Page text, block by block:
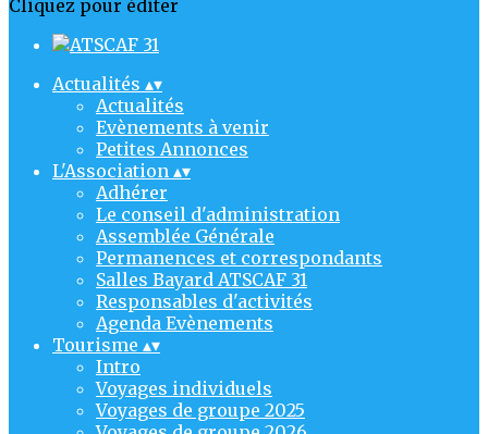
Cliquez pour éditer
Actualités ▴▾
Actualités
Evènements à venir
Petites Annonces
L'Association ▴▾
Adhérer
Le conseil d'administration
Assemblée Générale
Permanences et correspondants
Salles Bayard ATSCAF 31
Responsables d'activités
Agenda Evènements
Tourisme ▴▾
Intro
Voyages individuels
Voyages de groupe 2025